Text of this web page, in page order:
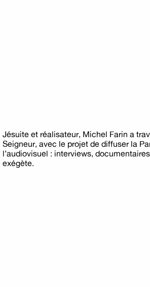
Jésuite et réalisateur, Michel Farin a
Seigneur, avec le projet de diffuser la
l’audiovisuel : interviews,
exégète.